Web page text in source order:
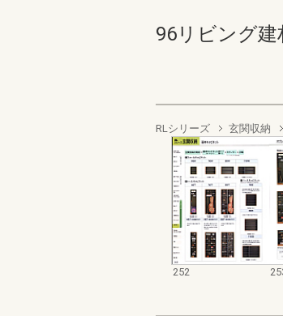
96リビング建
RLシリーズ 玄関収納
252